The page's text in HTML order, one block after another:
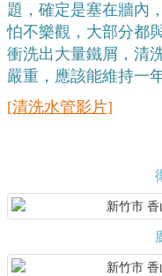
題，確定是塞在牆內
怕不樂觀，大部分都
衝洗出大量鐵屑，清
嚴重，應該能維持一
[清洗水管影片]